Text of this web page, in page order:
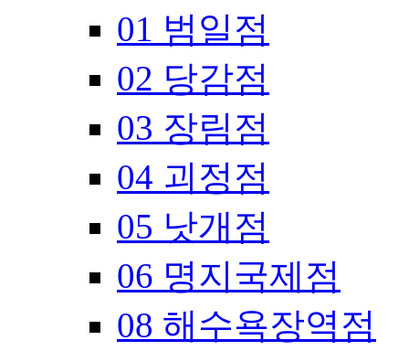
01 범일점
02 당감점
03 장림점
04 괴정점
05 낫개점
06 명지국제점
08 해수욕장역점